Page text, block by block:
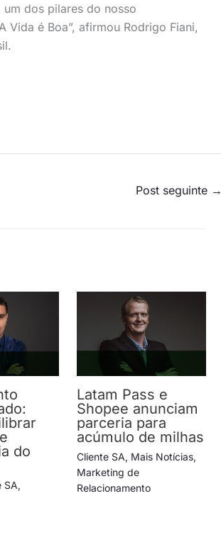
dos pilares do nosso
é Boa”, afirmou Rodrigo Fiani,
Post seguinte →
do
SA,
Latam Pass e
Shopee anunciam
parceria para
acúmulo de milhas
Cliente SA, Mais Notícias,
Marketing de
Relacionamento